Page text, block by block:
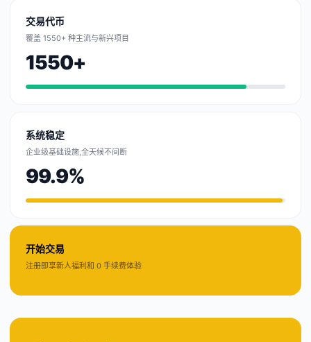
交易代币
覆盖 1550+ 种主流与新兴项目
1550+
系统稳定
企业级基础设施,全天候不间断
99.9%
开始交易
注册即享新人福利和 0 手续费体验